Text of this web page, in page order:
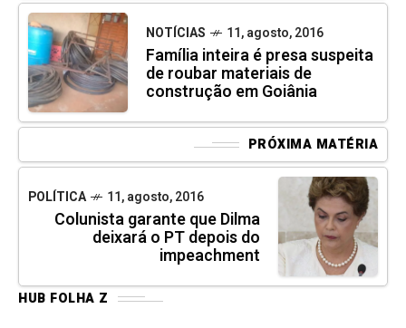
NOTÍCIAS 11, agosto, 2016
Família inteira é presa suspeita
de roubar materiais de
construção em Goiânia
PRÓXIMA MATÉRIA
POLÍTICA 11, agosto, 2016
Colunista garante que Dilma
deixará o PT depois do
impeachment
HUB FOLHA Z